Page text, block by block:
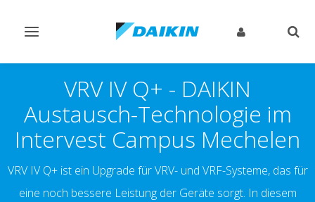
Navigation
VRV IV Q+ - DAIKIN
Austausch-Technologie im
Intervest Campus Mechelen
VRV IV Q+ ist ein Upgrade für VRV- und VRF-Systeme, das für
eine noch bessere Leistung der Geräte sorgt. In diesem